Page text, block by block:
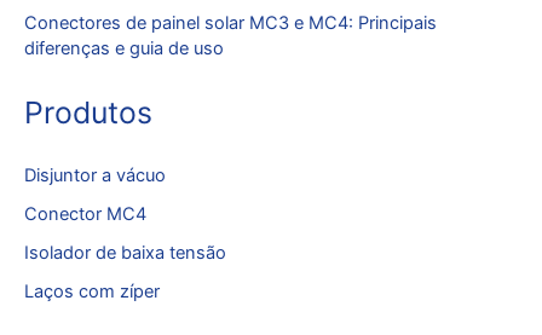
Conectores de painel solar MC3 e MC4: Principais
diferenças e guia de uso
Produtos
Disjuntor a vácuo
Conector MC4
Isolador de baixa tensão
Laços com zíper